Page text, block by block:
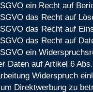
ein Recht auf
das Recht auf
das Recht auf
das Recht auf
ein
Daten auf Artikel 6
Widerspruch
Direktwerbung zu